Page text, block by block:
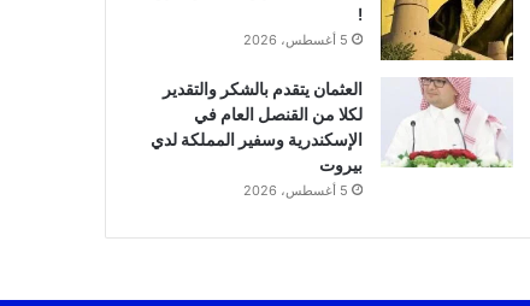
!
5 أغسطس، 2026
العثمان يتقدم بالشكر والتقدير
لكلا من القنصل العام في
الإسكندرية وسفير المملكة لدي
بيروت
5 أغسطس، 2026